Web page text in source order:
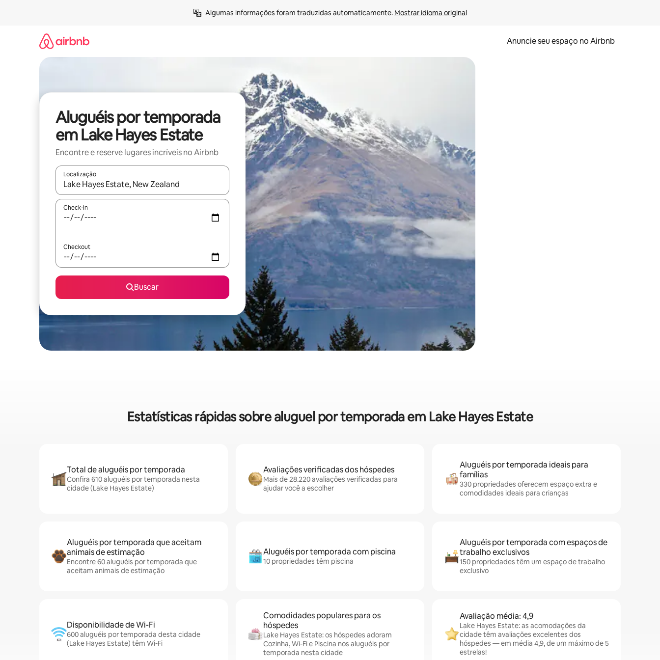
Algumas informações foram traduzidas automaticamente. Mostrar idioma original
Anuncie seu espaço no Airbnb
Aluguéis por temporada
em Lake Hayes Estate
Encontre e reserve lugares incríveis no Airbnb
Localização
Quando os resultados estiverem disponíveis, explore-os usando as seta para cima e para baixo do teclado ou tocando e deslizando o dedo na tela.
Check-in
Checkout
Buscar
Estatísticas rápidas sobre aluguel por temporada em Lake Hayes Estate
Total de aluguéis por temporada
Confira 610 aluguéis por temporada nesta
cidade (Lake Hayes Estate)
Avaliações verificadas dos hóspedes
Mais de 28.220 avaliações verificadas para
ajudar você a escolher
Aluguéis por temporada ideais para
famílias
330 propriedades oferecem espaço extra e
comodidades ideais para crianças
Aluguéis por temporada que aceitam
animais de estimação
Encontre 60 aluguéis por temporada que
aceitam animais de estimação
Aluguéis por temporada com piscina
10 propriedades têm piscina
Aluguéis por temporada com espaços de
trabalho exclusivos
150 propriedades têm um espaço de trabalho
exclusivo
Disponibilidade de Wi-Fi
600 aluguéis por temporada desta cidade
(Lake Hayes Estate) têm Wi-Fi
Comodidades populares para os
hóspedes
Lake Hayes Estate: os hóspedes adoram
Cozinha, Wi-Fi e Piscina nos aluguéis por
temporada nesta cidade
Avaliação média: 4,9
Lake Hayes Estate: as acomodações da
cidade têm avaliações excelentes dos
hóspedes — em média 4,9, de um máximo de 5
estrelas!